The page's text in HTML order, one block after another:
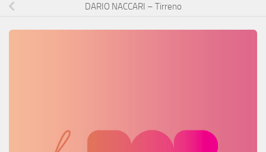
DARIO NACCARI – Tirreno